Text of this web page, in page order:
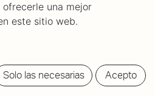
una mejor
este sitio web.
Solo las necesarias Acepto